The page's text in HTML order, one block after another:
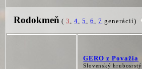
Rodokmeň (3,4,5,6,7 generácií)
GERO z Považia
Slovenský hrubosrstý